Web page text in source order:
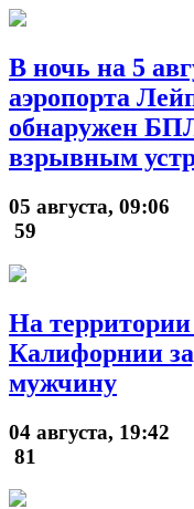
В ночь на 5
аэропорта
обнаружен
взрывным
05 августа, 09:06
59
На
Калифорнии
мужчину
04 августа, 19:42
81